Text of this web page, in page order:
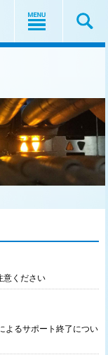
意ください
よるサポート終了につい